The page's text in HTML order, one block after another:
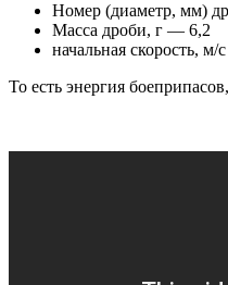
Номер (диаметр, мм)
Масса дроби, г — 6,2
начальная скорость,
То есть энергия